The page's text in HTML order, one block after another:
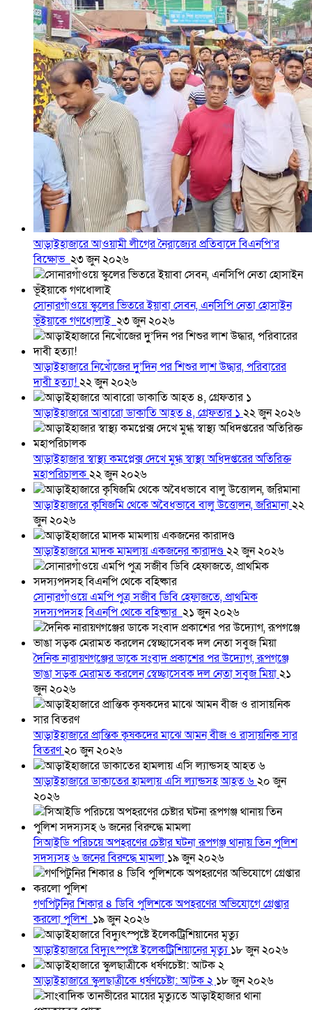
আড়াইহাজারে আওয়ামী লীগের নৈরাজ্যের প্রতিবাদে বিএনপি’র
বিক্ষোভ ২৩ জুন ২০২৬
সোনারগাঁওয়ে স্কুলের ভিতরে ইয়াবা সেবন, এনসিপি নেতা হোসাইন
ভূঁইয়াকে গণধোলাই ২৩ জুন ২০২৬
আড়াইহাজারে নিখোঁজের দুু’দিন পর শিশুর লাশ উদ্ধার, পরিবারের
দাবী হত্যা!২২ জুন ২০২৬
আড়াইহাজারে আবারো ডাকাতি আহত ৪, গ্রেফতার ১ ২২ জুন ২০২৬
আড়াইহাজার স্বাস্থ্য কমপ্লেক্স দেখে মুগ্ধ স্বাস্থ্য অধিদপ্তরের অতিরিক্ত
মহাপরিচালক২২ জুন ২০২৬
আড়াইহাজারে কৃষিজমি থেকে অবৈধভাবে বালু উত্তোলন, জরিমানা২২
জুন ২০২৬
আড়াইহাজারে মাদক মামলায় একজনের কারাদণ্ড২২ জুন ২০২৬
সোনারগাঁওয়ে এমপি পুত্র সজীব ডিবি হেফাজতে, প্রাথমিক
সদস্যপদসহ বিএনপি থেকে বহিষ্কার ২১ জুন ২০২৬
দৈনিক নারায়ণগঞ্জের ডাকে সংবাদ প্রকাশের পর উদ্যোগ, রূপগঞ্জে
ভাঙা সড়ক মেরামত করলেন স্বেচ্ছাসেবক দল নেতা সবুজ মিয়া২১
জুন ২০২৬
আড়াইহাজারে প্রান্তিক কৃষকদের মাঝে আমন বীজ ও রাসায়নিক সার
বিতরণ২০ জুন ২০২৬
আড়াইহাজারে ডাকাতের হামলায় এসি ল্যান্ডসহ আহত ৬২০ জুন
২০২৬
সিআইডি পরিচয়ে অপহরণের চেষ্টার ঘটনা রূপগঞ্জ থানায় তিন পুলিশ
সদস্যসহ ৬ জনের বিরুদ্ধে মামলা ১৯ জুন ২০২৬
গণপিটুনির শিকার ৪ ডিবি পুলিশকে অপহরণের অভিযোগে গ্রেপ্তার
করলো পুলিশ ১৯ জুন ২০২৬
আড়াইহাজারে বিদ্যুৎস্পৃষ্টে ইলেকট্রিশিয়ানের মৃত্যু১৮ জুন ২০২৬
আড়াইহাজারে স্কুলছাত্রীকে ধর্ষণচেষ্টা: আটক ২ ১৮ জুন ২০২৬